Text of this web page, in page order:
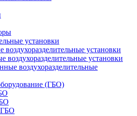
установки
воздухоразделительные установки
воздухоразделительные установки
воздухоразделительные
(ГБО)
ГБО